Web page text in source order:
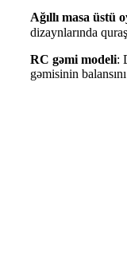
Ağıllı masa üstü
dizaynlarında
RC gəmi modeli:
gəmisinin